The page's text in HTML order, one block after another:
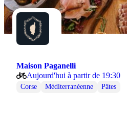
Maison Paganelli
Aujourd'hui à partir de 19:30
Corse Méditerranéenne Pâtes